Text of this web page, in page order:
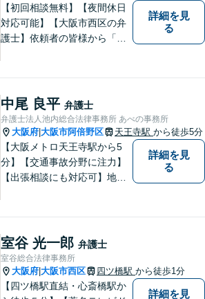
相談ください。
【初回相談無料】【夜間休日
対応可能】【大阪市西区の弁
護士】依頼者の皆様から「お
詳細を見
る
中尾 良平 弁護士
弁護士法人池内総合法律事務所 あべの事務所
大阪府 大阪市阿倍野区 天王寺駅 から徒歩5分
【大阪メトロ天王寺駅から5
分】【交通事故分野に注力】
【出張相談にも対応可】地元
幅広い法律サービスを提供い
たします。お気軽にご相談く
ださい。
詳細を見
る
室谷 光一郎 弁護士
室谷総合法律事務所
大阪府 大阪市西区 四ツ橋駅 から徒歩1分
【四ツ橋駅直結・心斎橋駅か
詳細を見